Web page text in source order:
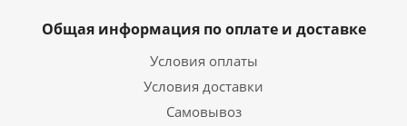
Общая информация по оплате и доставке
Условия оплаты
Условия доставки
Самовывоз